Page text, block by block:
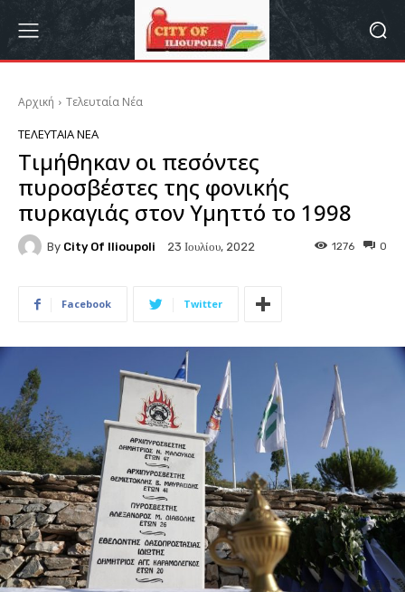
Αρχική Τελευταία Νέα
ΤΕΛΕΥΤΑΊΑ ΝΈΑ
Tιμήθηκαν οι πεσόντες
πυροσβέστες της φονικής
πυρκαγιάς στον Υμηττό το 1998
By City Of Ilioupoli 23 Ιουλίου, 2022 0
1276
Facebook Twitter